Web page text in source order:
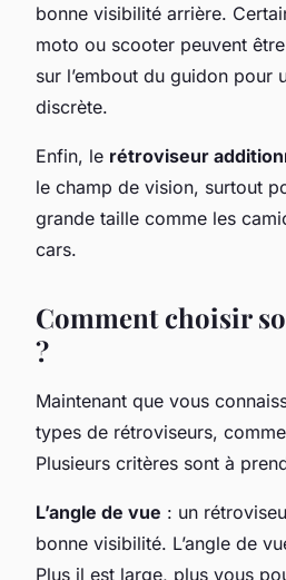
bonne visibilité arrière.
moto ou scooter peuvent
sur l’embout du guidon pour
discrète.
Enfin, le rétroviseur
le champ de vision, surtout
grande taille comme les
cars.
Comment choisir
?
Maintenant que vous
types de rétroviseurs,
Plusieurs critères sont à
L’angle de vue : un
bonne visibilité. L’angle de
Plus il est large, plus vous